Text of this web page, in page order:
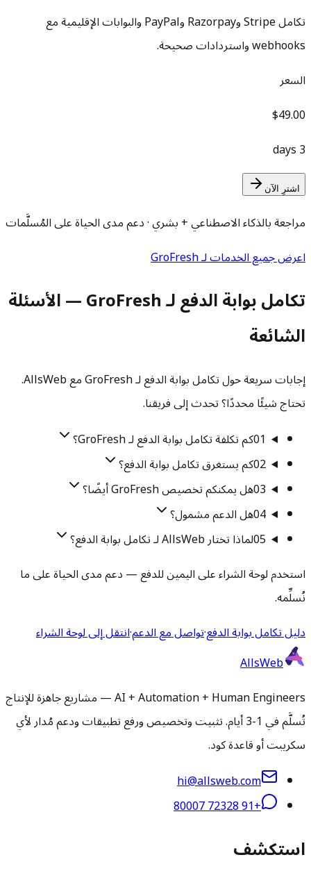
تكامل Stripe وRazorpay وPayPal والبوابات الإقليمية مع
webhooks واستردادات صحيحة.
السعر
$49.00
3 days
اشترِ الآن
مراجعة بالذكاء الاصطناعي + بشري · دعم مدى الحياة على المُسلَّمات
اعرض جميع الخدمات لـ GroFresh
تكامل بوابة الدفع لـ GroFresh — الأسئلة
الشائعة
إجابات سريعة حول تكامل بوابة الدفع لـ GroFresh مع AllsWeb.
تحتاج شيئًا محددًا؟ تحدث إلى فريقنا.
01كم تكلفة تكامل بوابة الدفع لـ GroFresh؟
02كم يستغرق تكامل بوابة الدفع؟
03هل يمكنكم تخصيص GroFresh أيضًا؟
04هل الدعم مشمول؟
05لماذا تختار AllsWeb لـ تكامل بوابة الدفع؟
استخدم لوحة الشراء على اليمين للدفع — دعم مدى الحياة على ما
نُسلِّمه.
دليل تكامل بوابة الدفع·تواصل مع الدعم·انتقل إلى لوحة الشراء
AllsWeb
AI + Automation + Human Engineers — مشاريع جاهزة للإنتاج
تُسلَّم في 1-3 أيام. تثبيت وتخصيص ورفع تطبيقات ودعم مُدار لأي
سكريبت أو قاعدة كود.
hi@allsweb.com
+91 72328 80007
استكشف